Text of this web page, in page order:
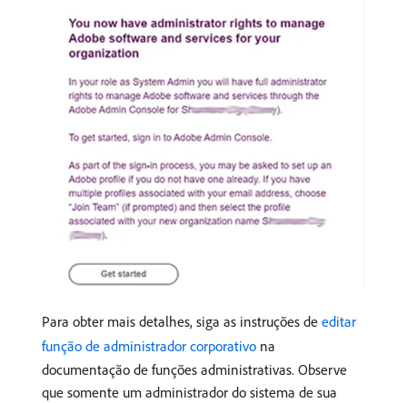
Para obter mais detalhes, siga as instruções de editar
função de administrador corporativo na
documentação de funções administrativas. Observe
que somente um administrador do sistema de sua